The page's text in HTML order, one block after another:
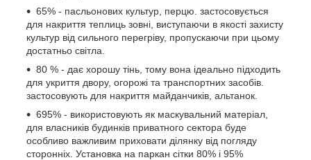
65% - пасльонових культур, перцю. застосовується
для накриття теплиць зовні, виступаючи в якості захисту
культур від сильного перегріву, пропускаючи при цьому
достатньо світла.
80 % - дає хорошу тінь, тому вона ідеально підходить
для укриття двору, огорожі та транспортних засобів.
застосовують для накриття майданчиків, альтанок.
695% - використовують як маскувальний матеріал,
для власників будинків приватного сектора буде
особливо важливим приховати ділянку від погляду
сторонніх. Установка на паркан сітки 80% і 95%